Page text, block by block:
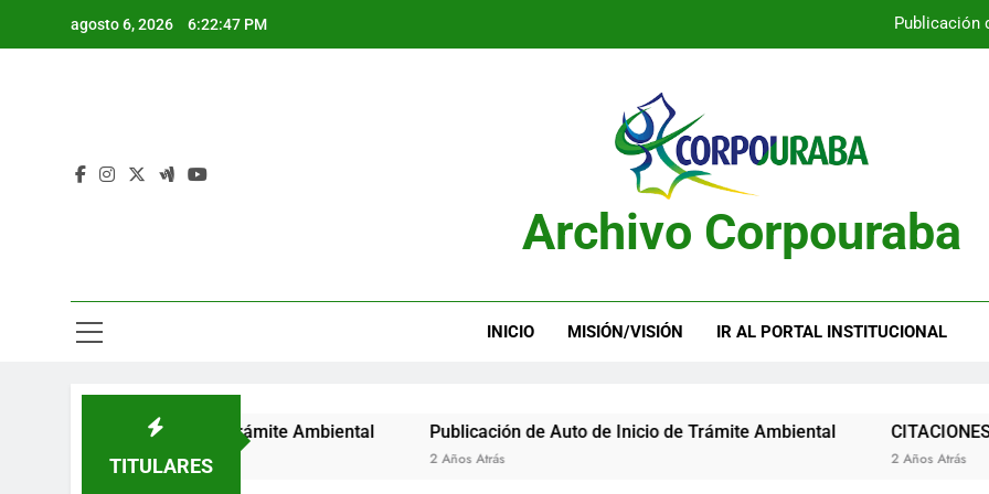
agosto 6, 2026 6:22:48 PM Publicación
Publicación
Archivo Corpouraba
INICIO MISIÓN/VISIÓN IR AL PORTAL INSTITUCIONAL
TITULARES
Auto de Inicio de Trámite Ambiental Publicación de Auto de Inicio de Trámite Ambiental
2 Años Atrás
CITACIONES
2 Años Atrás